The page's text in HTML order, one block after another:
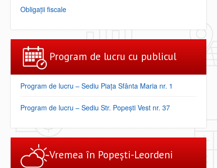
Obligaţii fiscale
Program de lucru cu publicul
Program de lucru – Sediu Piața Sfânta Maria nr. 1
Program de lucru – Sediu Str. Popești Vest nr. 37
Vremea ȋn Popești-Leordeni